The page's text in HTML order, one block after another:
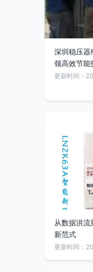
深圳稳压器
领高效节能
更新时间：
从数据洪
新范式
更新时间：